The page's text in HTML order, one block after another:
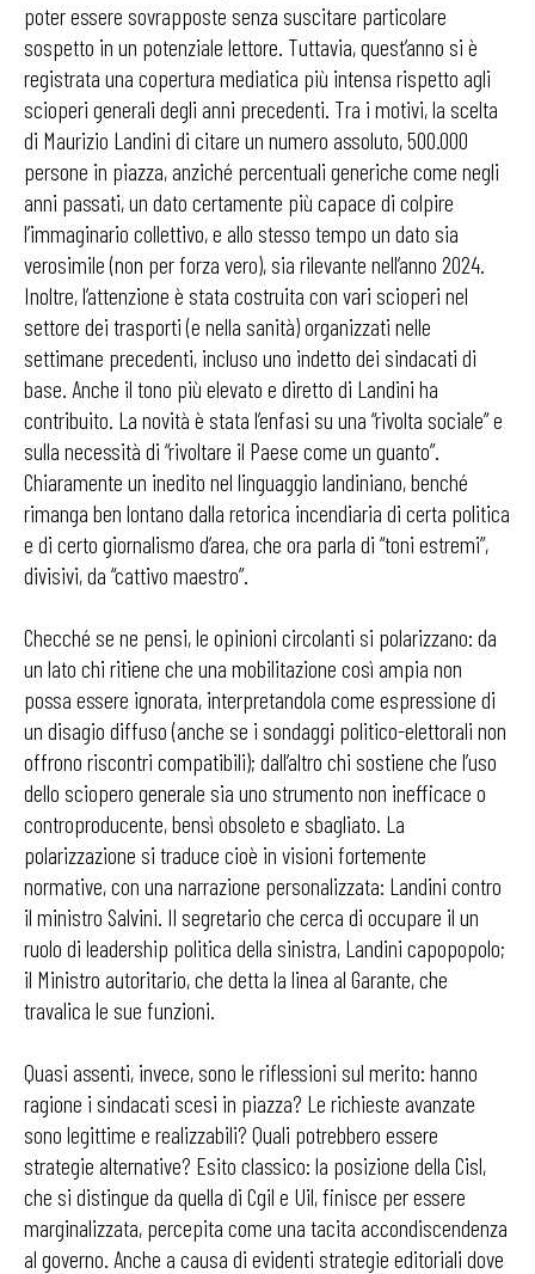
poter essere sovrapposte senza suscitare particolare
sospetto in un potenziale lettore. Tuttavia, quest’anno si è
registrata una copertura mediatica più intensa rispetto agli
scioperi generali degli anni precedenti. Tra i motivi, la scelta
di Maurizio Landini di citare un numero assoluto, 500.000
persone in piazza, anziché percentuali generiche come negli
anni passati, un dato certamente più capace di colpire
l’immaginario collettivo, e allo stesso tempo un dato sia
verosimile (non per forza vero), sia rilevante nell’anno 2024.
Inoltre, l’attenzione è stata costruita con vari scioperi nel
settore dei trasporti (e nella sanità) organizzati nelle
settimane precedenti, incluso uno indetto dei sindacati di
base. Anche il tono più elevato e diretto di Landini ha
contribuito. La novità è stata l’enfasi su una “rivolta sociale” e
sulla necessità di “rivoltare il Paese come un guanto”.
Chiaramente un inedito nel linguaggio landiniano, benché
rimanga ben lontano dalla retorica incendiaria di certa politica
e di certo giornalismo d’area, che ora parla di “toni estremi”,
divisivi, da “cattivo maestro”.
Checché se ne pensi, le opinioni circolanti si polarizzano: da
un lato chi ritiene che una mobilitazione così ampia non
possa essere ignorata, interpretandola come espressione di
un disagio diffuso (anche se i sondaggi politico-elettorali non
offrono riscontri compatibili); dall’altro chi sostiene che l’uso
dello sciopero generale sia uno strumento non inefficace o
controproducente, bensì obsoleto e sbagliato. La
polarizzazione si traduce cioè in visioni fortemente
normative, con una narrazione personalizzata: Landini contro
il ministro Salvini. Il segretario che cerca di occupare il un
ruolo di leadership politica della sinistra, Landini capopopolo;
il Ministro autoritario, che detta la linea al Garante, che
travalica le sue funzioni.
Quasi assenti, invece, sono le riflessioni sul merito: hanno
ragione i sindacati scesi in piazza? Le richieste avanzate
sono legittime e realizzabili? Quali potrebbero essere
strategie alternative? Esito classico: la posizione della Cisl,
che si distingue da quella di Cgil e Uil, finisce per essere
marginalizzata, percepita come una tacita accondiscendenza
al governo. Anche a causa di evidenti strategie editoriali dove